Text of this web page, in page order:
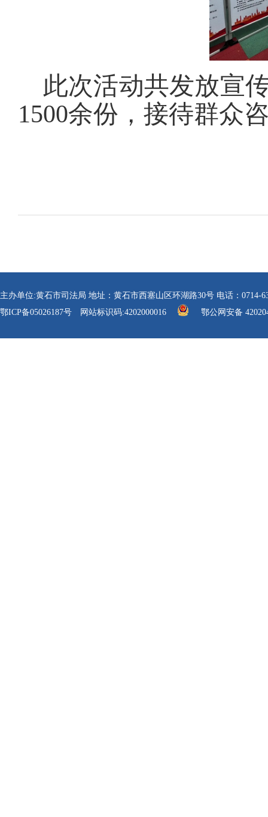
此次活动共发放宣
1500余份，接待群众
主办单位:黄石市司法局 地址：黄石市西塞山区环湖路30号 电话：0714-
鄂ICP备05026187号 网站标识码:4202000016 鄂公网安备